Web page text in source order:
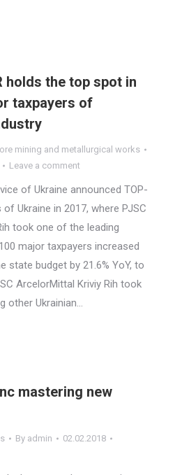
holds the top spot in
taxpayers of
mining and metallurgical works
Leave a comment
of Ukraine announced TOP-
Ukraine in 2017, where PJSC
took one of the leading
major taxpayers increased
state budget by 21.6% YoY, to
ArcelorMittal Kriviy Rih took
other Ukrainian…
mastering new
By admin
02.02.2018